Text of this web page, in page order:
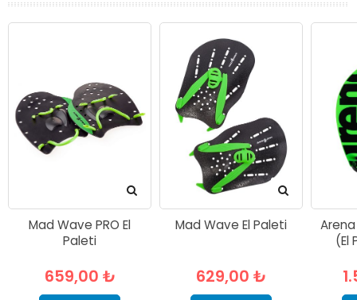
Mad Wave PRO El
Paleti
659,00 ₺
Mad Wave El Paleti
629,00 ₺
(El